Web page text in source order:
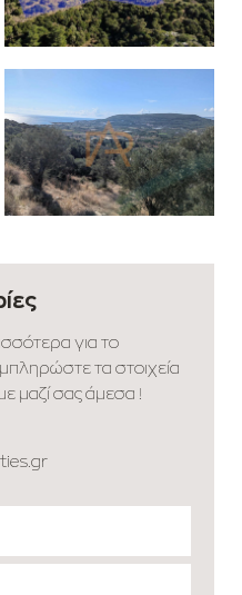
για το
τα στοιχεία
μαζί σας άμεσα !